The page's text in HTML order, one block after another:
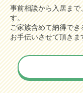
事前相談から入居ま
す。
ご家族含めて納得で
お手伝いさせて頂きま